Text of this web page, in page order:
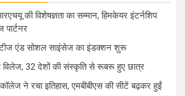
की विशेषज्ञता का सम्मान, हिमकेयर इंटर्नशिप
पार्टनर
एंड सोशल साइंसेज का इंडक्शन शुरू
विलेज, 32 देशों की संस्कृति से रूबरू हुए छात्र
ने रचा इतिहास, एमबीबीएस की सीटें बढ़कर हुईं